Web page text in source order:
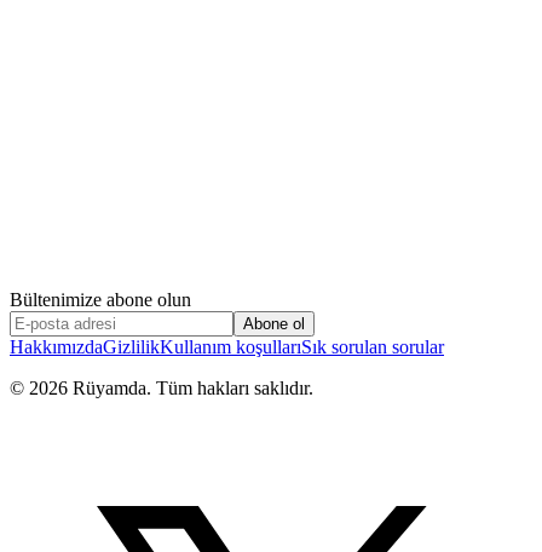
Bültenimize abone olun
Abone ol
HakkımızdaGizlilikKullanım koşullarıSık sorulan sorular
© 2026 Rüyamda. Tüm hakları saklıdır.